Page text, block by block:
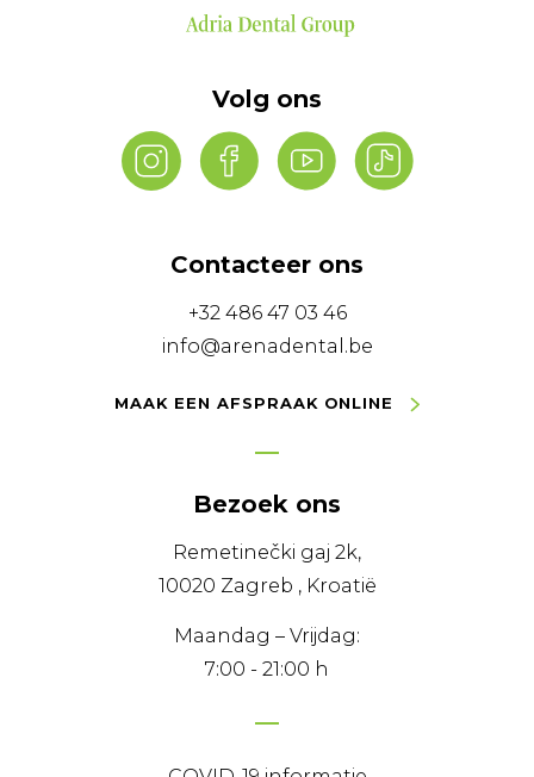
Contacteer ons
+32 486 47 03 46
info@arenadental.be
MAAK EEN AFSPRAAK ONLINE
Bezoek ons
Remetinečki gaj 2k,
10020 Zagreb , Kroatië
Maandag – Vrijdag:
7:00 - 21:00 h
Volg ons